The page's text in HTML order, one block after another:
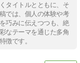
タイトルとともに、そ
では、個人の体験や考
巧みに伝えつつも、絶
なテーマを通じた多角
徴です。